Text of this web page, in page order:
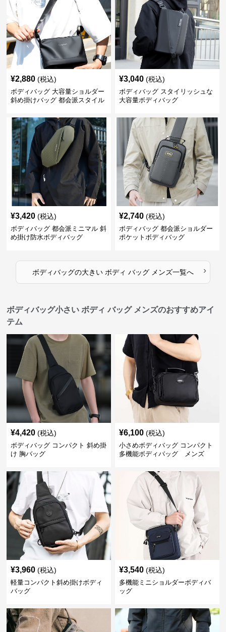
¥2,880 (税込)
ボディバッグ 大容量ショルダー
斜め掛けバッグ 都会派スタイル
¥3,040 (税込)
ボディバッグ スタイリッシュな
大容量ボディバッグ
¥3,420 (税込)
ボディバッグ 都会派ミニマル 斜
め掛け防水ボディバッグ
¥2,740 (税込)
ボディバッグ 都会派ショルダー
ポケットボディバッグ
ボディバッグの大きい ボディ バッグ メンズ一覧へ ›
ボディバッグ小さい ボディ バッグ メンズのおすすめアイ
テム
¥4,420 (税込)
ボディバッグ コンパクト 斜め掛
け 胸バッグ
¥6,100 (税込)
小さめボディバッグ コンパクト
多機能ボディバッグ メンズ
¥3,960 (税込)
軽量コンパクト斜め掛けボディ
バッグ
¥3,540 (税込)
多機能ミニショルダーボディバ
ッグ